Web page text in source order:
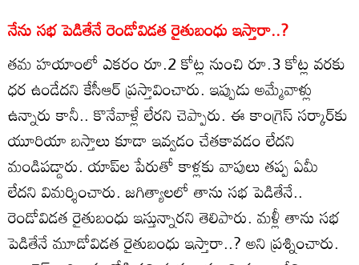
నేను సభ పెడితేనే రెండోవిడత రైతుబంధు ఇస్తారా..?
తమ హయాంలో ఎకరం రూ.2 కోట్ల నుంచి రూ.3 కోట్ల వరకు
ధర ఉండేదని కేసీఆర్ ప్రస్తావించారు. ఇప్పుడు అమ్మేవాళ్లు
ఉన్నారు కానీ.. కొనేవాళ్లే లేరని చెప్పారు. ఈ కాంగ్రెస్ సర్కార్‌కు
యూరియా బస్తాలు కూడా ఇవ్వడం చేతకావడం లేదని
మండిపడ్డారు. యాప్‌ల పేరుతో కాళ్లకు వాపులు తప్ప ఏమీ
లేదని విమర్శించారు. జగిత్యాలలో తాను సభ పెడితేనే..
రెండోవిడత రైతుబంధు ఇస్తున్నారని తెలిపారు. మళ్లీ తాను సభ
పెడితేనే మూడోవిడత రైతుబంధు ఇస్తారా..? అని ప్రశ్నించారు.